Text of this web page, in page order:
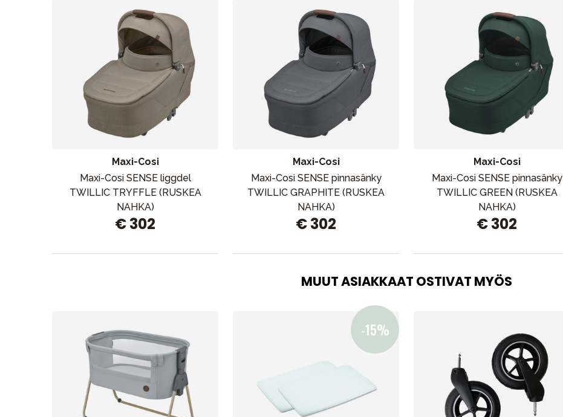
Maxi-Cosi
Maxi-Cosi SENSE liggdel
TWILLIC TRYFFLE (RUSKEA
NAHKA)
€ 302
Maxi-Cosi
Maxi-Cosi SENSE pinnasänky
TWILLIC GRAPHITE (RUSKEA
NAHKA)
€ 302
Maxi-Cosi
Maxi-Cosi SENSE pinnasänky
TWILLIC GREEN (RUSKEA
NAHKA)
€ 302
MUUT ASIAKKAAT OSTIVAT MYÖS
Vauvan paketti
Lapsi & vauva
Lelut ja pelit
Outlet Opas Ota meihin yhteyttä osoitteessa